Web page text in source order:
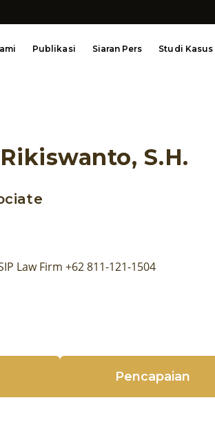
Publikasi Siaran Pers Studi Kasus
S.H.
Law Firm +62 811-121-1504
Pencapaian